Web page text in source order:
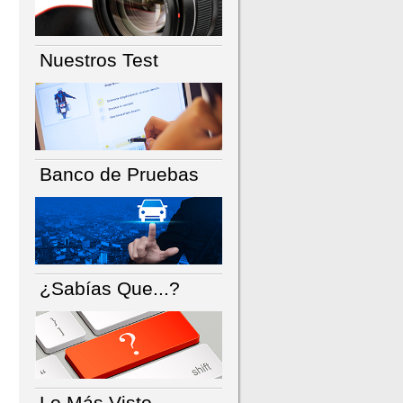
Nuestros Test
Banco de Pruebas
¿Sabías Que...?